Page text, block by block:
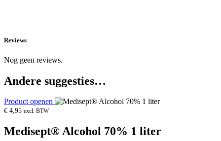
Reviews
Nog geen reviews.
Andere suggesties…
Product openen
€ 4,95 excl. BTW
Medisept® Alcohol 70% 1 liter